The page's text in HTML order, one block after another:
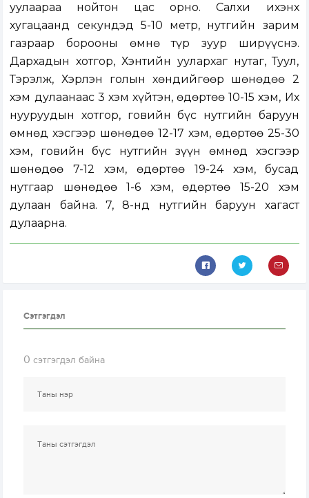
уулаараа нойтон цас орно. Салхи ихэнх
хугацаанд секундэд 5-10 метр, нутгийн зарим
газраар борооны өмнө түр зуур ширүүснэ.
Дархадын хотгор, Хэнтийн уулархаг нутаг, Туул,
Тэрэлж, Хэрлэн голын хөндийгөөр шөнөдөө 2
хэм дулаанаас 3 хэм хүйтэн, өдөртөө 10-15 хэм, Их
нууруудын хотгор, говийн бүс нутгийн баруун
өмнөд хэсгээр шөнөдөө 12-17 хэм, өдөртөө 25-30
хэм, говийн бүс нутгийн зүүн өмнөд хэсгээр
шөнөдөө 7-12 хэм, өдөртөө 19-24 хэм, бусад
нутгаар шөнөдөө 1-6 хэм, өдөртөө 15-20 хэм
дулаан байна. 7, 8-нд нутгийн баруун хагаст
дулаарна.
Сэтгэгдэл
0 сэтгэгдэл байна